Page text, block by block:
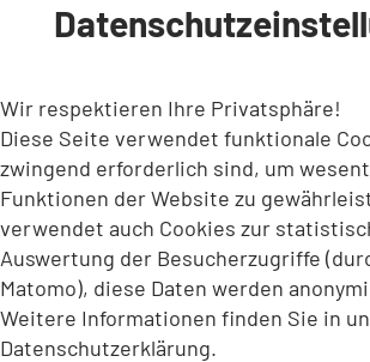
INHALT ANSPRINGEN
Wir respektieren Ihre Privatsphäre!
Diese Seite verwendet funktionale
zwingend erforderlich sind, um
Funktionen der Website zu
verwendet auch Cookies zur
Auswertung der Besucherzugriffe
Matomo), diese Daten werden
Weitere Informationen finden Sie in
Datenschutzerklärung.